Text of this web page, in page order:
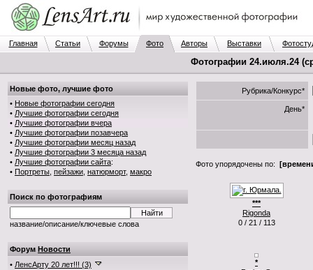
Главная Статьи Форумы Фото Авторы Выставки
Фотографии 24.июля.24
Новые фото, лучшие фото
• Новые фотографии сегодня
• Лучшие фотографии сегодня
• Лучшие фотографии вчера
• Лучшие фотографии позавчера
• Лучшие фотографии месяц назад
• Лучшие фотографии 3 месяца назад
• Лучшие фотографии сайта:
• Портреты пейзажи натюрморт, макро
Поиск по фотографиям
название/описание/ключевые слова
Форум Новости
• ЛенсАрту 20 лет!!! (3)
Рубрика/Конкурс*
День*
Фото упорядочены по:
***
Rigonda
0 / 21 / 113
*